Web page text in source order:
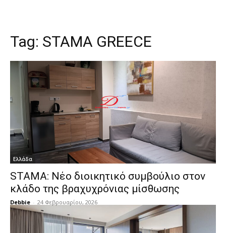
Tag: STAMA GREECE
Ελλάδα
STAMA: Νέο διοικητικό συμβούλιο στον
κλάδο της βραχυχρόνιας μίσθωσης
Debbie - 24 Φεβρουαρίου, 2026